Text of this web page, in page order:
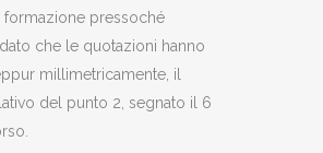
formazione pressoché
che le quotazioni hanno
millimetricamente, il
del punto 2, segnato il 6